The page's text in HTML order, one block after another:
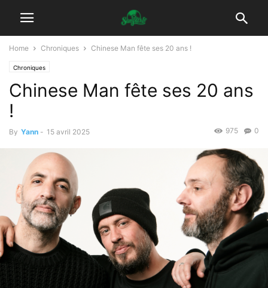
Home Chroniques Chinese Man fête ses 20 ans !
Chroniques
Chinese Man fête ses 20 ans
!
By Yann - 15 avril 2025 0
975